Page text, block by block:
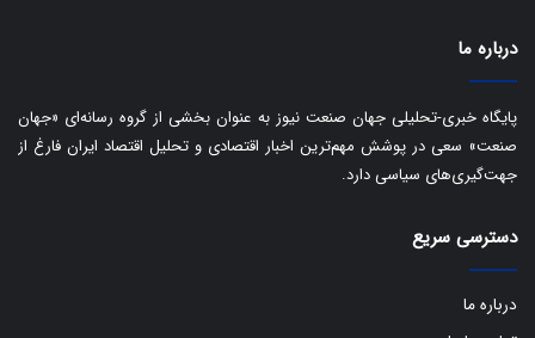
درباره ما
پایگاه خبری-تحلیلی جهان صنعت نیوز به عنوان بخشی از گروه رسانه‌ای «جهان
صنعت» سعی در پوشش مهم‌ترین اخبار اقتصادی و تحلیل اقتصاد ایران فارغ از
جهت‌گیری‌های سیاسی دارد.
دسترسی سریع
درباره ما